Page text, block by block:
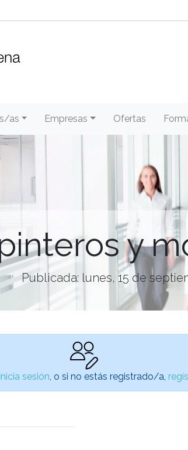
as Empresas Ofertas
y
Publicada: lunes, 15 de
Inicia sesión , o si no estás registrado/a,